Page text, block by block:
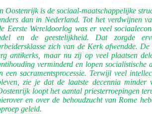
Oostenrijk is de sociaal-maatschappelijke
dan in Nederland. Tot het verdwijnen
Eerste Wereldoorlog was er veel
en de geestelijkheid. Dat zorgde
zich van de Kerk afwendde.
antikerks, maar nu zij op veel plaatsen
verminderd en lopen socialistische
een sacramentsprocessie. Terwijl veel
zie je dat de laatste decennia minder
loopt het aantal priesterroepingen
en over de behoudzucht van Rome
geleid.